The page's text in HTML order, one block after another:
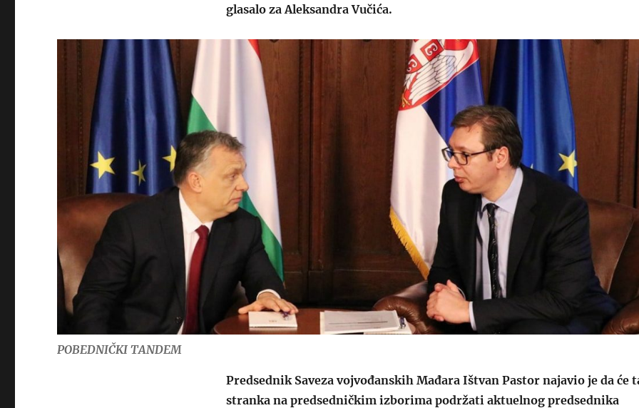
glasalo za Aleksandra Vučića.
POBEDNIČKI TANDEM
Predsednik Saveza vojvođanskih Mađara Ištvan Pastor najavio je da će
stranka na predsedničkim izborima podržati aktuelnog predsednika